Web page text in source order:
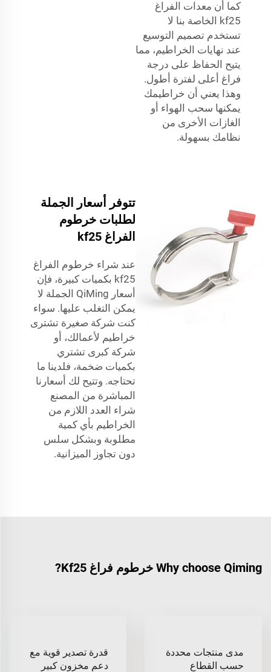
كما أن معدات الفراغ
kf25 الخاصة بنا لا
تستخدم تصميم التوسيع
عند نهايات الخراطيم، مما
يتيح الحفاظ على درجة
فراغ أعلى لفترة أطول.
وهذا يعني أن خراطيمك
يمكنها سحب الهواء أو
الغازات الأخرى من
نظامك بسهولة.
تتوفر أسعار الجملة
لطلبات خرطوم
الفراغ kf25
عند شراء خرطوم الفراغ
kf25 بكميات كبيرة، فإن
أسعار QiMing الجملة لا
يمكن التغلب عليها. سواء
كنت شركة صغيرة تشترى
خراطيم لأعمالك، أو
شركة كبرى تشتري
بكميات ضخمة، فلدينا ما
تحتاجه. وتتيح لك أسعارنا
المباشرة من المصنع
شراء العدد اللازم من
الخراطيم بأي كمية
مطلوبة وبشكل سلس
دون تجاوز الميزانية.
Why choose Qiming خرطوم فراغ Kf25?
مدى منتجات محددة
حسب القطاع
قدرة تصدير قوية مع
دعم مخزون كبير